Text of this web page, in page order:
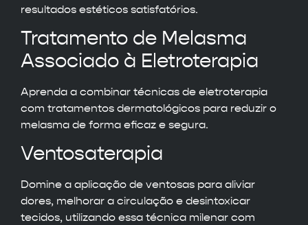
resultados estéticos satisfatórios.
Tratamento de Melasma
Associado à Eletroterapia
Aprenda a combinar técnicas de eletroterapia
com tratamentos dermatológicos para reduzir o
melasma de forma eficaz e segura.
Ventosaterapia
Domine a aplicação de ventosas para aliviar
dores, melhorar a circulação e desintoxicar
tecidos, utilizando essa técnica milenar com